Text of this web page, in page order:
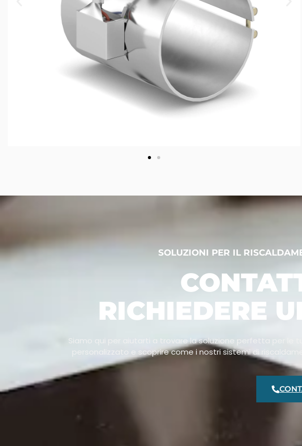
SOLUZIONI PER IL
RICHIEDERE
Siamo qui per aiutarti a trovare la soluzione perfetta per le
personalizzato e scoprire come i nostri sistemi di